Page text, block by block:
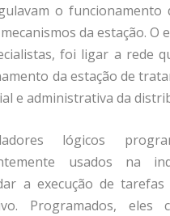
o funcionamento
da estação. O
foi ligar a rede
da estação de
e administrativa da
lógicos
usados na
a execução de
Programados, eles